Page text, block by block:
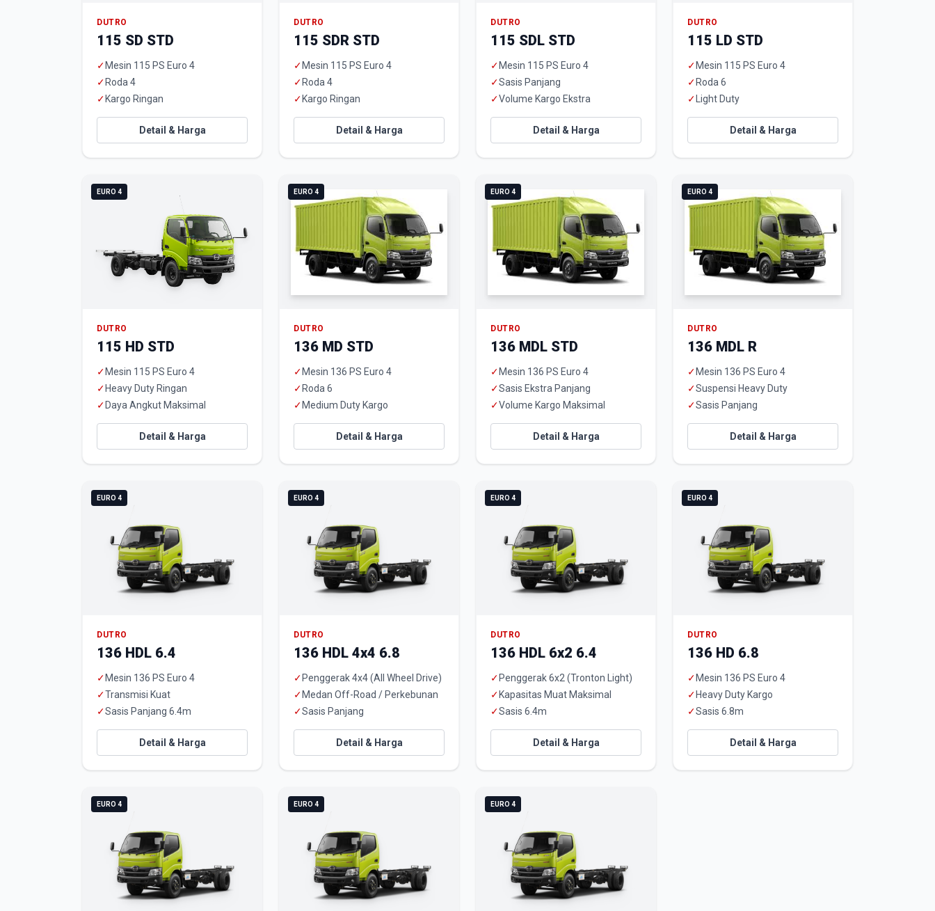
DUTRO
115 SD STD
✓ Mesin 115 PS Euro 4
✓ Roda 4
✓ Kargo Ringan
Detail & Harga
DUTRO
115 SDR STD
✓ Mesin 115 PS Euro 4
✓ Roda 4
✓ Kargo Ringan
Detail & Harga
DUTRO
115 SDL STD
✓ Mesin 115 PS Euro 4
✓Sasis Panjang
✓Volume Kargo Ekstra
Detail & Harga
DUTRO
115 LD STD
✓ Mesin 115 PS Euro 4
✓ Roda 6
✓ Light Duty
Detail & Harga
EURO 4
DUTRO
115 HD STD
✓ Mesin 115 PS Euro 4
✓ Heavy Duty Ringan
✓ Daya Angkut Maksimal
Detail & Harga
EURO 4
DUTRO
136 MD STD
✓ Mesin 136 PS Euro 4
✓ Roda 6
✓ Medium Duty Kargo
Detail & Harga
EURO 4
DUTRO
136 MDL STD
✓ Mesin 136 PS Euro 4
✓Sasis Ekstra Panjang
✓Volume Kargo Maksimal
Detail & Harga
EURO 4
DUTRO
136 MDL R
✓ Mesin 136 PS Euro 4
✓Suspensi Heavy Duty
✓Sasis Panjang
Detail & Harga
EURO 4
DUTRO
136 HDL 6.4
✓ Mesin 136 PS Euro 4
✓Transmisi Kuat
✓Sasis Panjang 6.4m
Detail & Harga
EURO 4
DUTRO
136 HDL 4x4 6.8
✓ Penggerak 4x4 (All Wheel Drive)
✓ Medan Off-Road / Perkebunan
✓Sasis Panjang
Detail & Harga
EURO 4
DUTRO
136 HDL 6x2 6.4
✓ Penggerak 6x2 (Tronton Light)
✓ Kapasitas Muat Maksimal
✓Sasis 6.4m
Detail & Harga
EURO 4
DUTRO
136 HD 6.8
✓ Mesin 136 PS Euro 4
✓ Heavy Duty Kargo
✓Sasis 6.8m
Detail & Harga
EURO 4 EURO 4 EURO 4